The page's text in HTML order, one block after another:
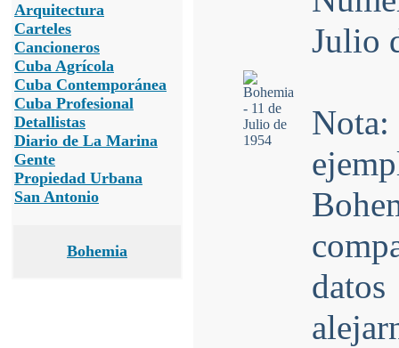
Arquitectura
Carteles
Cancioneros
Cuba Agrícola
Cuba Contemporánea
Cuba Profesional
Detallistas
Diario de La Marina
Gente
Propiedad Urbana
San Antonio
Bohemia
Julio
Nota: